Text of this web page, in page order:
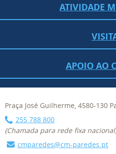
ATIVIDADE
APOIO AO
Praça José Guilherme, 4580-130
255 788 800
(Chamada para rede fixa
cmparedes@cm-paredes.pt